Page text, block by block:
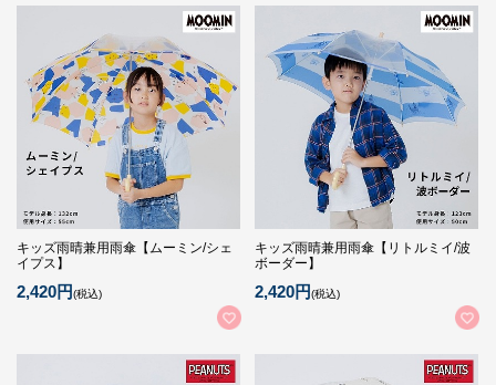
キッズ雨晴兼用雨傘【ムーミン/シェ
イプス】
2,420円(税込)
キッズ雨晴兼用雨傘【リトルミイ/波
ボーダー】
2,420円(税込)